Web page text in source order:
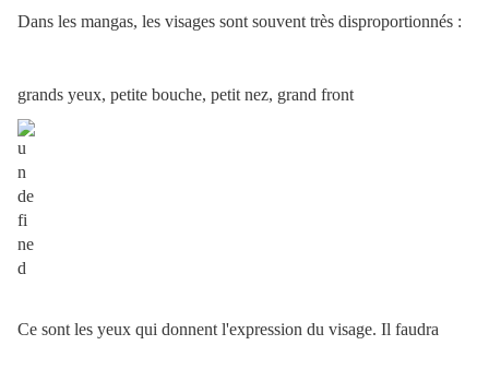
Dans les mangas, les visages sont souvent très disproportionnés :
grands yeux, petite bouche, petit nez, grand front
Ce sont les yeux qui donnent l'expression du visage. Il faudra